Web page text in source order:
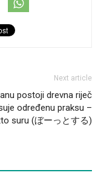
Next article
postoji drevna riječ
određenu praksu –
suru (ぼーっとする)